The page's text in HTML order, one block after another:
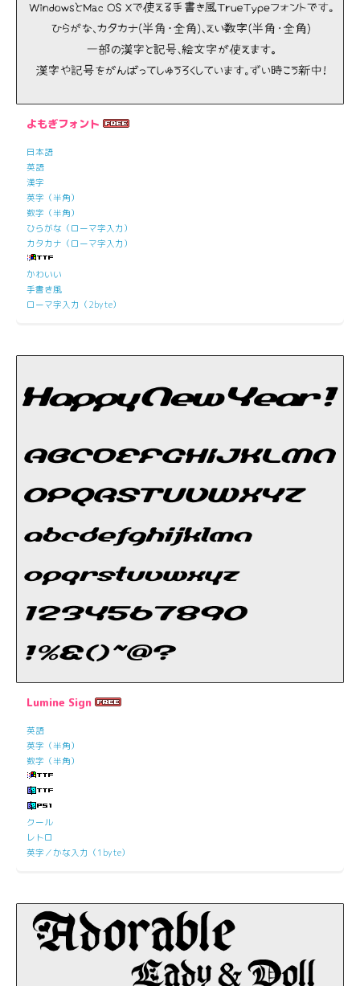
よもぎフォント
日本語
英語
漢字
英字（半角）
数字（半角）
ひらがな（ローマ字入力）
カタカナ（ローマ字入力）
かわいい
手書き風
ローマ字入力（2byte）
Lumine Sign
英語
英字（半角）
数字（半角）
クール
レトロ
英字／かな入力（1byte）